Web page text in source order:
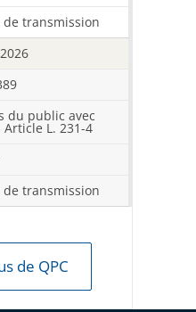
transmission
du public avec
L. 231-4
transmission
de QPC